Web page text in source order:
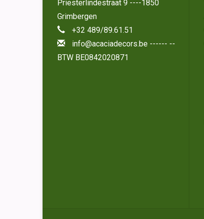
Priesterlindestraat 9 ----1850
Grimbergen
+32 489/89.61.51
info@acaciadecors.be ------ --
BTW BE0842020871